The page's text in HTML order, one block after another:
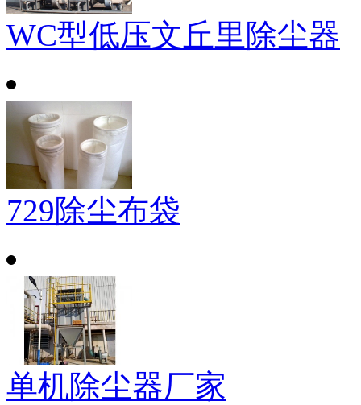
WC型低压文丘里除尘器
729除尘布袋
单机除尘器厂家